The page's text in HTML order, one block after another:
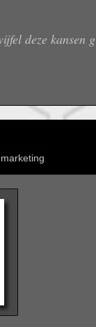
deze kansen